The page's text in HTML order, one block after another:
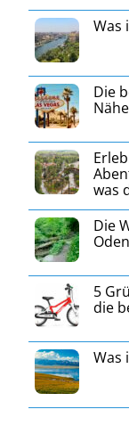
Was
Die
was
Die
5
die
Was